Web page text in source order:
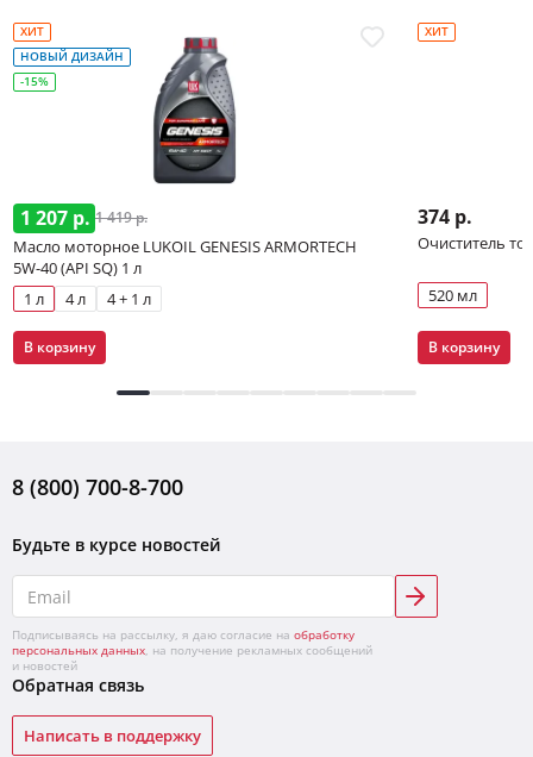
ХИТ
НОВЫЙ ДИЗАЙН
-15%
1 207 р. 1 419 р.
Масло моторное LUKOIL GENESIS ARMORTECH
5W-40 (API SQ) 1 л
1 л
4 л 4 + 1 л
В корзину
ХИТ
374 р.
Очиститель
520 мл
В корзину
8 (800) 700-8-700
Будьте в курсе новостей
Подписываясь на рассылку, я даю согласие на обработку
персональных данных, на получение рекламных сообщений
и новостей
Обратная связь
Написать в поддержку